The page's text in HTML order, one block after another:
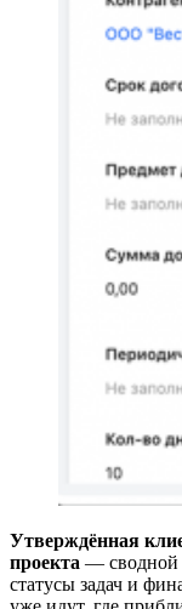
Утверждённая
проекта — сводной
статусы задач и